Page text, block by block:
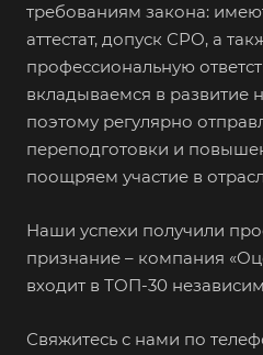
требованиям закона:
аттестат, допуск СРО, а
профессиональную
вкладываемся в развитие
поэтому регулярно
переподготовки и
поощряем участие в
Наши успехи получили
признание – компания
входит в ТОП-30
Свяжитесь с нами по
Валуйки
Великие Луки
Великий Новгород
Великий Устюг
Вельск
Верхний Уфалей
Верхняя Пышма
Верхняя Салда
Видное